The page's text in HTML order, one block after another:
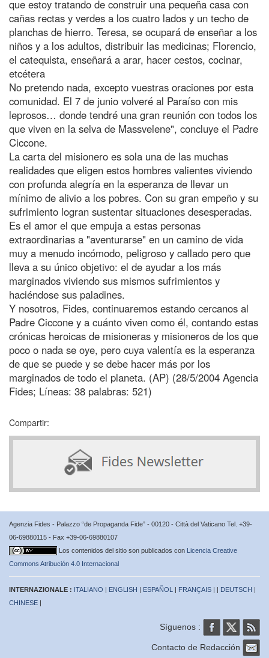
que estoy tratando de construir una pequeña casa con
cañas rectas y verdes a los cuatro lados y un techo de
planchas de hierro. Teresa, se ocupará de enseñar a los
niños y a los adultos, distribuir las medicinas; Florencio,
el catequista, enseñará a arar, hacer cestos, cocinar,
etcétera
No pretendo nada, excepto vuestras oraciones por esta
comunidad. El 7 de junio volveré al Paraíso con mis
leprosos… donde tendré una gran reunión con todos los
que viven en la selva de Massvelene", concluye el Padre
Ciccone.
La carta del misionero es sola una de las muchas
realidades que eligen estos hombres valientes viviendo
con profunda alegría en la esperanza de llevar un
mínimo de alivio a los pobres. Con su gran empeño y su
sufrimiento logran sustentar situaciones desesperadas.
Es el amor el que empuja a estas personas
extraordinarias a "aventurarse" en un camino de vida
muy a menudo incómodo, peligroso y callado pero que
lleva a su único objetivo: el de ayudar a los más
marginados viviendo sus mismos sufrimientos y
haciéndose sus paladines.
Y nosotros, Fides, continuaremos estando cercanos al
Padre Ciccone y a cuánto viven como él, contando estas
crónicas heroicas de misioneras y misioneros de los que
poco o nada se oye, pero cuya valentía es la esperanza
de que se puede y se debe hacer más por los
marginados de todo el planeta. (AP) (28/5/2004 Agencia
Fides; Líneas: 38 palabras: 521)
Compartir:
Agenzia Fides - Palazzo “de Propaganda Fide” - 00120 - Città del Vaticano Tel. +39-
06-69880115 - Fax +39-06-69880107
Los contenidos del sitio son publicados con Licencia Creative
Commons Atribución 4.0 Internacional
INTERNAZIONALE : ITALIANO | ENGLISH | ESPAÑOL | FRANÇAIS | | DEUTSCH |
CHINESE |
Síguenos :
Contacto de Redacción